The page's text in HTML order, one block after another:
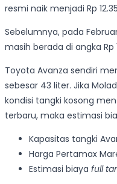
resmi naik menjadi Rp
Sebelumnya, pada
masih berada di angka Rp
Toyota Avanza sendiri
sebesar 43 liter. Jika
kondisi tangki kosong
terbaru, maka estimasi
Kapasitas tangki
Harga Pertamax
Estimasi biaya full